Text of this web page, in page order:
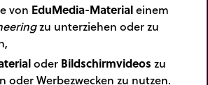
von EduMedia-Materialeinem
zu unterziehen oder zu
oder Bildschirmvideos zu
oder Werbezwecken zu nutzen.